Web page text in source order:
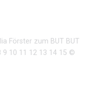
Förster zum BUT BUT
9 10 11 12 13 14 15 ©